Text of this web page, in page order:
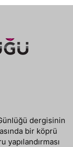
dergisinin
bir köprü
yapılandırması